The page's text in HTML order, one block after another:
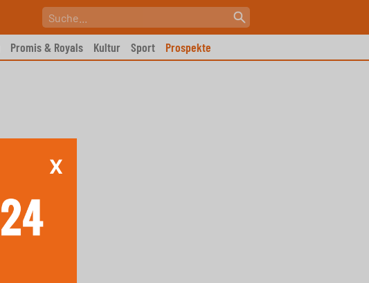
Promis & Royals Kultur Sport Prospekte
X